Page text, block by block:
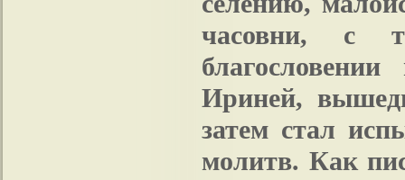
часовни, с
Ириней,
затем стал
молитв. Как